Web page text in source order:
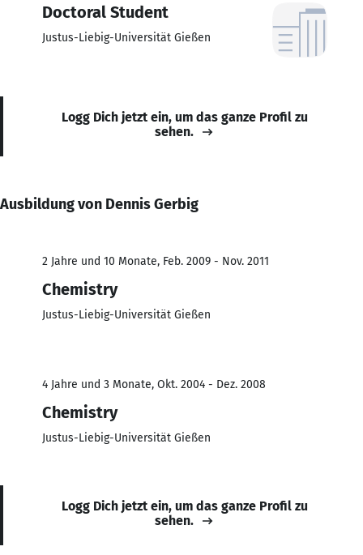
Doctoral Student
Justus-Liebig-Universität Gießen
Logg Dich jetzt ein, um das ganze Profil zu
sehen.
Ausbildung von Dennis Gerbig
2 Jahre und 10 Monate, Feb. 2009 - Nov. 2011
Chemistry
Justus-Liebig-Universität Gießen
4 Jahre und 3 Monate, Okt. 2004 - Dez. 2008
Chemistry
Justus-Liebig-Universität Gießen
Logg Dich jetzt ein, um das ganze Profil zu
sehen.